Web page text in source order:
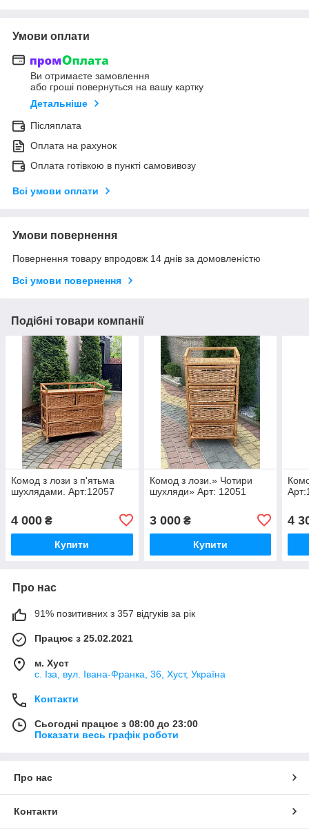
Умови оплати
Ви отримаєте замовлення
або гроші повернуться на вашу картку
Детальніше
Післяплата
Оплата на рахунок
Оплата готівкою в пункті самовивозу
Всі умови оплати
Умови повернення
Повернення товару впродовж 14 днів за домовленістю
Всі умови повернення
Подібні товари компанії
Комод з лози з п'ятьма
шухлядами. Арт:12057
4 000 ₴
Купити
Комод з лози.» Чотири
шухляди» Арт: 12051
3 000₴
Купити
4
Про нас
91% позитивних з 357 відгуків за рік
Працює з 25.02.2021
м. Хуст
с. Іза, вул. Івана-Франка, 36, Хуст, Україна
Контакти
Сьогодні працює з 08:00 до 23:00
Показати весь графік роботи
Про нас
Контакти